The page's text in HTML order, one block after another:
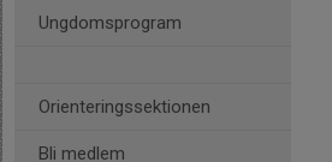
Ungdomsprogram
Orienteringssektionen
Bli medlem